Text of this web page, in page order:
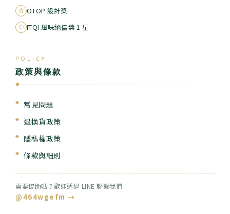
OTOP 設計獎
ITQI 風味絕佳獎 1 星
POLICY
政策與條款
◆
常見問題
退換貨政策
隱私權政策
條款與細則
需要協助嗎？歡迎透過 LINE 聯繫我們
@464wgefm →